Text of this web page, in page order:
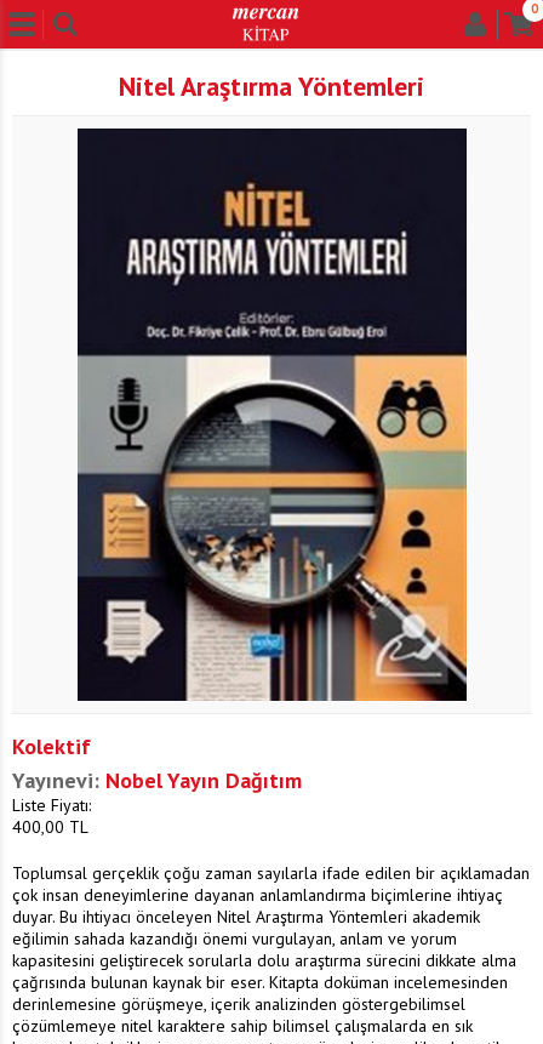
0
Nitel Araştırma Yöntemleri
Kolektif
Yayınevi: Nobel Yayın Dağıtım
Liste Fiyatı:
400,00 TL
Toplumsal gerçeklik çoğu zaman sayılarla ifade edilen bir açıklamadan
çok insan deneyimlerine dayanan anlamlandırma biçimlerine ihtiyaç
duyar. Bu ihtiyacı önceleyen Nitel Araştırma Yöntemleri akademik
eğilimin sahada kazandığı önemi vurgulayan, anlam ve yorum
kapasitesini geliştirecek sorularla dolu araştırma sürecini dikkate alma
çağrısında bulunan kaynak bir eser. Kitapta doküman incelemesinden
derinlemesine görüşmeye, içerik analizinden göstergebilimsel
çözümlemeye nitel karaktere sahip bilimsel çalışmalarda en sık